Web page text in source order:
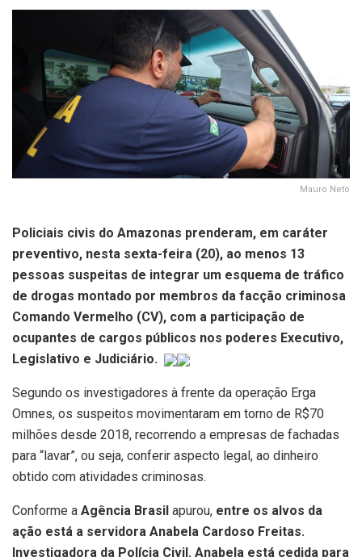
Mauro Neto
Policiais civis do Amazonas prenderam, em caráter
preventivo, nesta sexta-feira (20), ao menos 13
pessoas suspeitas de integrar um esquema de tráfico
de drogas montado por membros da facção criminosa
Comando Vermelho (CV), com a participação de
ocupantes de cargos públicos nos poderes Executivo,
Legislativo e Judiciário.
Segundo os investigadores à frente da operação Erga
Omnes, os suspeitos movimentaram em torno de R$70
milhões desde 2018, recorrendo a empresas de fachadas
para “lavar”, ou seja, conferir aspecto legal, ao dinheiro
obtido com atividades criminosas.
Conforme a Agência Brasil apurou, entre os alvos da
ação está a servidora Anabela Cardoso Freitas.
Investigadora da Polícia Civil. Anabela está cedida para